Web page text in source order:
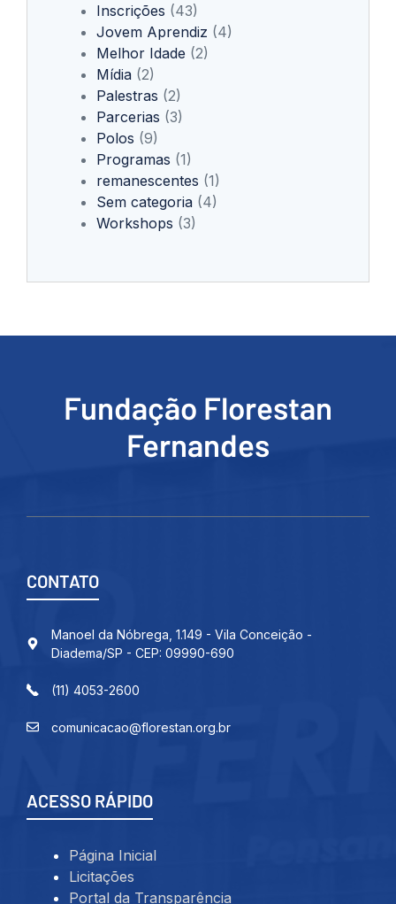
Inscrições (43)
Jovem Aprendiz (4)
Melhor Idade (2)
Mídia (2)
Palestras (2)
Parcerias (3)
Polos (9)
Programas (1)
remanescentes (1)
Sem categoria (4)
Workshops (3)
Fundação Florestan
Fernandes
CONTATO
Manoel da Nóbrega, 1.149 - Vila Conceição -
Diadema/SP - CEP: 09990-690
(11) 4053-2600
comunicacao@florestan.org.br
ACESSO RÁPIDO
Página Inicial
Licitações
Portal da Transparência